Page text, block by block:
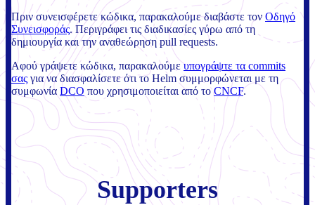
Πριν συνεισφέρετε κώδικα, παρακαλούμε διαβάστε τον Οδηγό
Συνεισφοράς. Περιγράφει τις διαδικασίες γύρω από τη
δημιουργία και την αναθεώρηση pull requests.
Αφού γράψετε κώδικα, παρακαλούμευπογράψτε τα commits
σας για να διασφαλίσετε ότι το Helm συμμορφώνεται με τη
συμφωνία DCO που χρησιμοποιείται από τοCNCF.
Supporters